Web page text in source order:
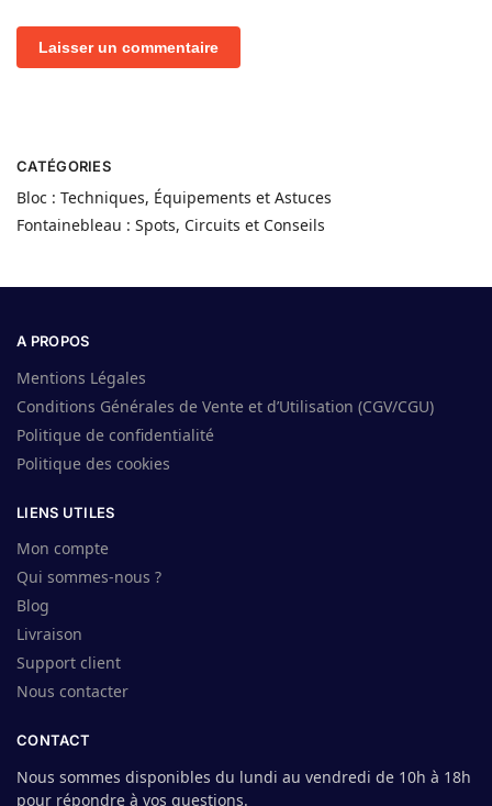
CATÉGORIES
Bloc : Techniques, Équipements et Astuces
Fontainebleau : Spots, Circuits et Conseils
A PROPOS
Mentions Légales
Conditions Générales de Vente et d’Utilisation (CGV/CGU)
Politique de confidentialité
Politique des cookies
LIENS UTILES
Mon compte
Qui sommes-nous ?
Blog
Livraison
Support client
Nous contacter
CONTACT
Nous sommes disponibles du lundi au vendredi de 10h à 18h
pour répondre à vos questions.